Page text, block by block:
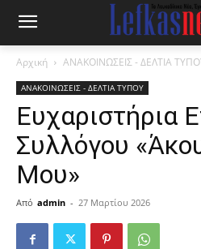
Αρχική ΑΝΑΚΟΙΝΩΣΕΙΣ - ΔΕΛΤΙΑ
ΑΝΑΚΟΙΝΩΣΕΙΣ - ΔΕΛΤΙΑ ΤΥΠΟΥ
Ευχαριστήρια
Συλλόγου
Μου»
Από admin - 27 Μαρτίου 2026